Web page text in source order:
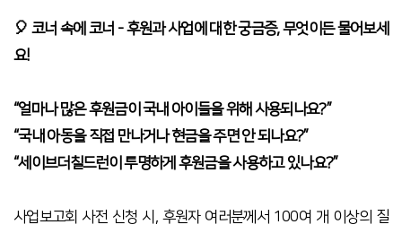
🎈 코너 속에 코너 -후원과 사업에 대한 궁금증,무엇이든 물어보세
요!
“얼마나 많은 후원금이 국내 아이들을 위해 사용되나요?”
“국내 아동을 직접 만나거나 현금을 주면 안 되나요?”
“세이브더칠드런이 투명하게 후원금을 사용하고 있나요?”
사업보고회 사전 신청 시 , 후원자 여러분께서 100여 개 이상의 질